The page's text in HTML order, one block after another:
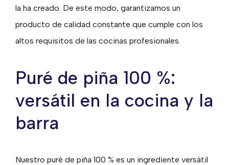
la ha creado. De este modo, garantizamos un
producto de calidad constante que cumple con los
altos requisitos de las cocinas profesionales.
Puré de piña 100 %:
versátil en la cocina y la
barra
Nuestro puré de piña 100 % es un ingrediente versátil